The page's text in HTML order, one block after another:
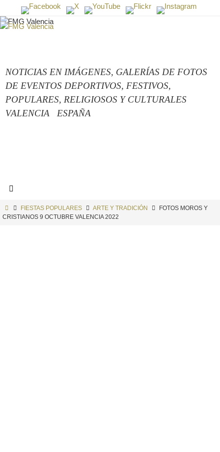
al
contenido
NOTICIAS EN IMÁGENES, GALERÍAS DE FOTOS
DE EVENTOS DEPORTIVOS, FESTIVOS,
POPULARES, RELIGIOSOS Y CULTURALES
VALENCIA
ESPAÑA
INICIOFIESTAS POPULARES ARTE Y TRADICIÓN
FOTOS MOROS Y
CRISTIANOS 9 OCTUBRE VALENCIA 2022